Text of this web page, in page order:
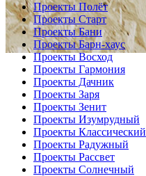
Проекты Полёт
Проекты Старт
Проекты Бани
Проекты Барн-хаус
Проекты Восход
Проекты Гармония
Проекты Дачник
Проекты Заря
Проекты Зенит
Проекты Изумрудный
Проекты Классический
Проекты Радужный
Проекты Рассвет
Проекты Солнечный